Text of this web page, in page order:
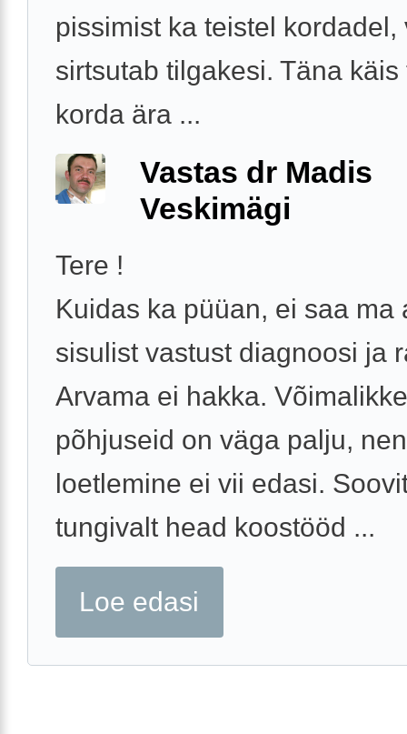
pissimist ka teistel kordadel,
sirtsutab tilgakesi. Täna käis
korda ära ...
Vastas dr Madis
Veskimägi
Tere !
Kuidas ka püüan, ei saa ma
sisulist vastust diagnoosi ja
Arvama ei hakka. Võimalikke
põhjuseid on väga palju,
loetlemine ei vii edasi.
tungivalt head koostööd ...
Loe edasi